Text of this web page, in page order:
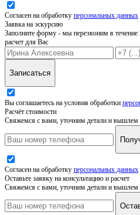
Согласен на обработку персональных данных
Заявка на эскурсию
Заполните форму - мы перезвоним в
расчет для Вас
Записаться
Вы соглашаетесь на условия обработки
Расчёт стоимости
Свяжемся с вами, уточним детали и вышлем
Согласен на обработку персональных данных
Оставьте заявку на консультацию и расчет
Свяжемся с вами, уточним детали и вышлем